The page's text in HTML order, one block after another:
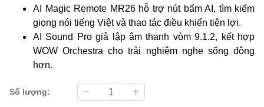
AI Magic Remote MR26 hỗ trợ nút bấm AI, tìm kiếm
giọng nói tiếng Việt và thao tác điều khiển tiện lợi.
AI Sound Pro giả lập âm thanh vòm 9.1.2, kết hợp
WOW Orchestra cho trải nghiệm nghe sống động
hơn.
Số lượng: